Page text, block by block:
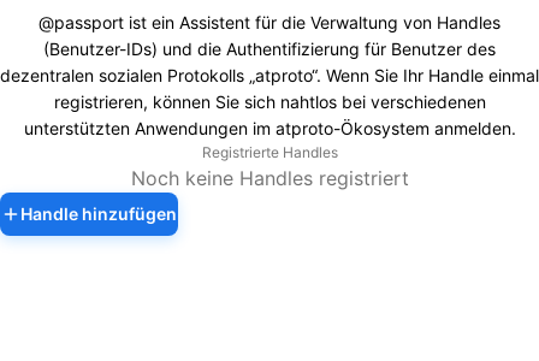
@passport ist ein Assistent für die Verwaltung von Handles
(Benutzer-IDs) und die Authentifizierung für Benutzer des
dezentralen sozialen Protokolls „atproto“. Wenn Sie Ihr Handle einmal
registrieren, können Sie sich nahtlos bei verschiedenen
unterstützten Anwendungen im atproto-Ökosystem anmelden.
Registrierte Handles
Noch keine Handles registriert
Handle hinzufügen